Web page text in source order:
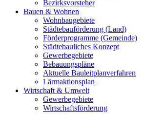
Bezirksvorsteher
Bauen & Wohnen
Wohnbaugebiete
Städtebauförderung (Land)
Förderprogramme (Gemeinde)
Städtebauliches Konzept
Gewerbegebiete
Bebauungspläne
Aktuelle Bauleitplanverfahren
Lärmaktionsplan
Wirtschaft & Umwelt
Gewerbegebiete
Wirtschaftsförderung